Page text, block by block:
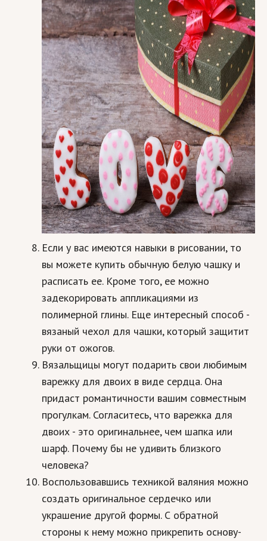
Если у вас имеются навыки в рисовании, то
вы можете купить обычную белую чашку и
расписать ее. Кроме того, ее можно
задекорировать аппликациями из
полимерной глины. Еще интересный способ -
вязаный чехол для чашки, который защитит
руки от ожогов.
Вязальщицы могут подарить свои любимым
варежку для двоих в виде сердца. Она
придаст романтичности вашим совместным
прогулкам. Согласитесь, что варежка для
двоих - это оригинальнее, чем шапка или
шарф. Почему бы не удивить близкого
человека?
Воспользовавшись техникой валяния можно
создать оригинальное сердечко или
украшение другой формы. С обратной
стороны к нему можно прикрепить основу-